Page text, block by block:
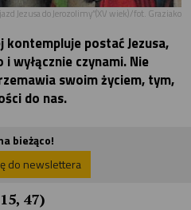
Jezusa do Jerozolimy”(XV wiek)/fot. Graziako
postać Jezusa,
wyłącznie czynami. Nie
swoim życiem, tym,
do nas.
bieżąco!
do newslettera
47)